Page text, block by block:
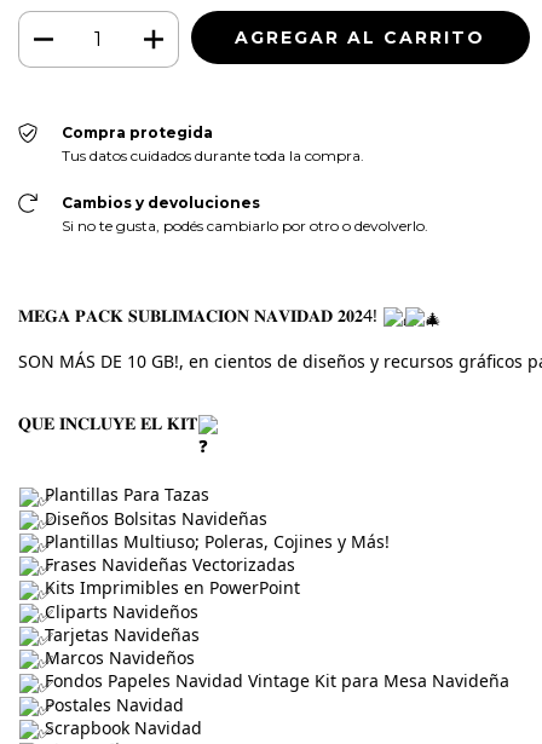
Compra protegida
Tus datos cuidados durante toda la compra.
Cambios y devoluciones
Si no te gusta, podés cambiarlo por otro o devolverlo.
𝐌𝐄𝐆𝐀 𝐏𝐀𝐂𝐊 𝐒𝐔𝐁𝐋𝐈𝐌𝐀𝐂𝐈𝐎𝐍 𝐍𝐀𝐕𝐈𝐃𝐀𝐃 𝟐𝟎𝟐4! ,
SON MÁS DE 10 GB!, en cientos de diseños y recursos
𝐐𝐔𝐄 𝐈𝐍𝐂𝐋𝐔𝐘𝐄 𝐄𝐋 𝐊𝐈𝐓
Plantillas Para Tazas
Diseños Bolsitas Navideñas
Plantillas Multiuso; Poleras, Cojines y Más!
Frases Navideñas Vectorizadas
Kits Imprimibles en PowerPoint
Cliparts Navideños
Tarjetas Navideñas
Marcos Navideños
Fondos Papeles Navidad Vintage Kit para Mesa Navideña
Postales Navidad
Scrapbook Navidad